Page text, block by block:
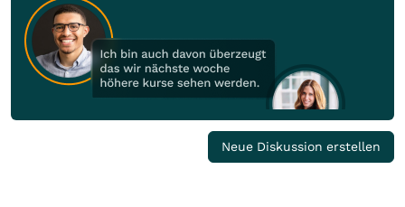
Neue Diskussion erstellen